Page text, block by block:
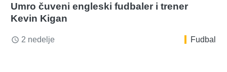
Umro čuveni engleski fudbaler i trener
Kevin Kigan
access_time 2 nedelje Fudbal